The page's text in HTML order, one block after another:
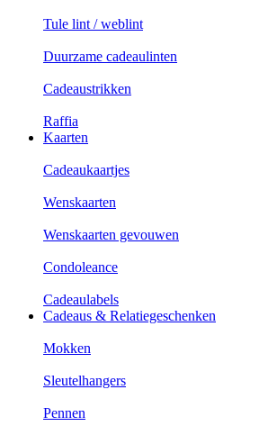
Tule lint / weblint
Duurzame cadeaulinten
Cadeaustrikken
Raffia
Kaarten
Cadeaukaartjes
Wenskaarten
Wenskaarten gevouwen
Condoleance
Cadeaulabels
Cadeaus & Relatiegeschenken
Mokken
Sleutelhangers
Pennen